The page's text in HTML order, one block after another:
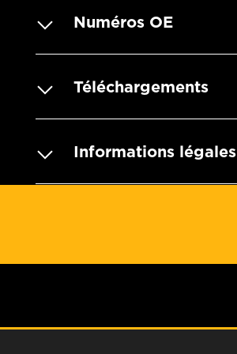
Numéros OE
Téléchargements
Informations légales